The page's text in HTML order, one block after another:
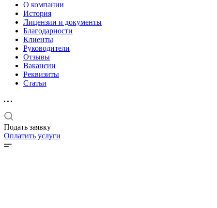
О компании
История
Лицензии и документы
Благодарности
Клиенты
Руководители
Отзывы
Вакансии
Реквизиты
Статьи
Подать заявку
Оплатить услуги